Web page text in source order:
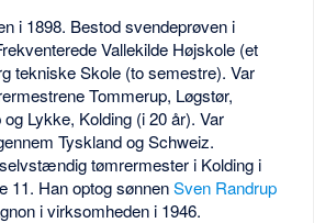
i 1898. Bestod svendeprøven i
Vallekilde Højskole (et
tekniske Skole (to semestre). Var
Tommerup, Løgstør,
Lykke, Kolding (i 20 år). Var
Tyskland og Schweiz.
tømrermester i Kolding i
11. Han optog sønnenSven Randrup
i virksomheden i 1946.